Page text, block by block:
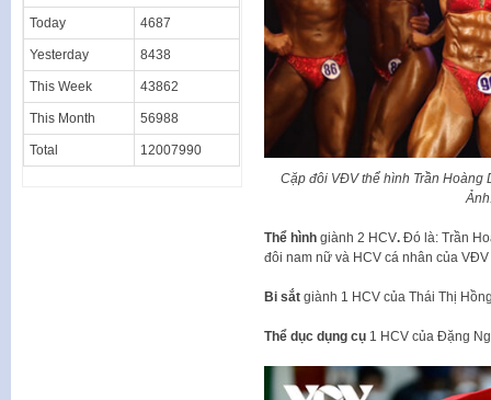
Cặp đôi VĐV thể hình Trần Hoàng
Thể hình giành 2 HCV.Đó là: Trần
đôi nam nữ và HCV cá nhân của
Bi sắtgiành 1 HCV của Thái Thị
Thể dục dụng cụ1 HCV của Đặng
Today 4687
Yesterday 8438
This Week 43862
This Month 56988
Total 12007990